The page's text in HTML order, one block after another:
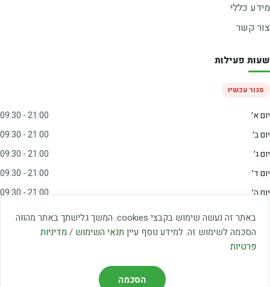
באתר זה נעשה שימוש בקבצי cookies. המשך גלישתך באתר מהווה
הסכמה לשימוש זה. למידע נוסף עיין תנאי השימוש / מדיניות
פרטיות
הסכמה
מידע כללי
צור קשר
שעות פעילות
סגור עכשיו
יום א׳
09:30 - 21:00
יום ב׳
09:30 - 21:00
יום ג׳
09:30 - 21:00
יום ד׳
09:30 - 21:00
יום ה׳
09:30 - 21:00
09:00 - 15:00
שבת
20:00 - 23:00